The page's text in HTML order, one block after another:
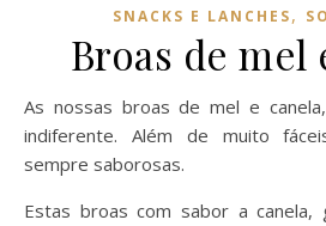
SNACKS E LANCHES,
Broas de mel
As nossas broas de mel e canela, não deixam ninguém
indiferente. Além de muito
sempre saborosas.
Estas broas com sabor a canela,